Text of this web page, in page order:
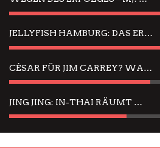
JELLYFISH HAMBURG: DAS ERFOLGREICHE SOMMER-MENÜ 2025 IN GEFÜHLEN UND BILDERN
CÉSAR FÜR JIM CARREY? WARUM DAS EINER DER NERVIGSTEN ACTORS IST UND BLEIBT
JING JING: IN-THAI RÄUMT WIEDER TITEL AB – EIN ZWEI-STUNDEN-ERLEBNISBERICHT